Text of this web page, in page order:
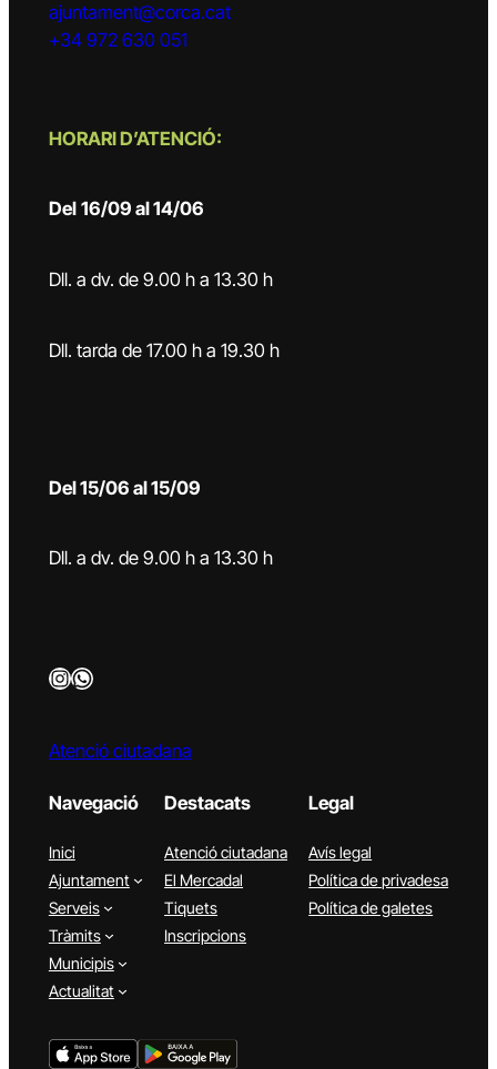
ajuntament@corca.cat
+34 972 630 051
HORARI D’ATENCIÓ:
Del 16/09 al 14/06
Dll. a dv. de 9.00 h a 13.30 h
Dll. tarda de 17.00 h a 19.30 h
Del 15/06 al 15/09
Dll. a dv. de 9.00 h a 13.30 h
InstagramWhatsApp
Atenció ciutadana
Navegació
Inici
Ajuntament
Serveis
Tràmits
Municipis
Actualitat
Destacats
Atenció ciutadana
El Mercadal
Tiquets
Inscripcions
Legal
Avís legal
Política de privadesa
Política de galetes